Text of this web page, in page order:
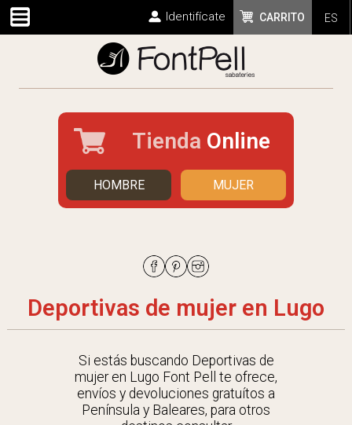
ES
CARRITO
Identifícate
Tienda Online
HOMBRE MUJER
Deportivas de mujer en Lugo
Si estás buscando Deportivas de
mujer en Lugo Font Pell te ofrece,
envíos y devoluciones gratuítos a
Península y Baleares, para otros